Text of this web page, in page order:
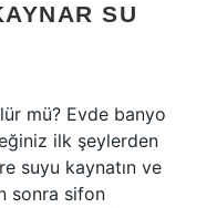
SU
mü? Evde banyo
ilk şeylerden
suyu kaynatın ve
sonra sifon